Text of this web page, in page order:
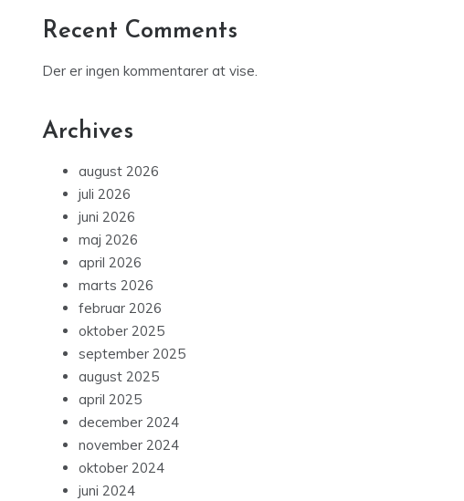
Recent Comments
Der er ingen kommentarer at vise.
Archives
august 2026
juli 2026
juni 2026
maj 2026
april 2026
marts 2026
februar 2026
oktober 2025
september 2025
august 2025
april 2025
december 2024
november 2024
oktober 2024
juni 2024